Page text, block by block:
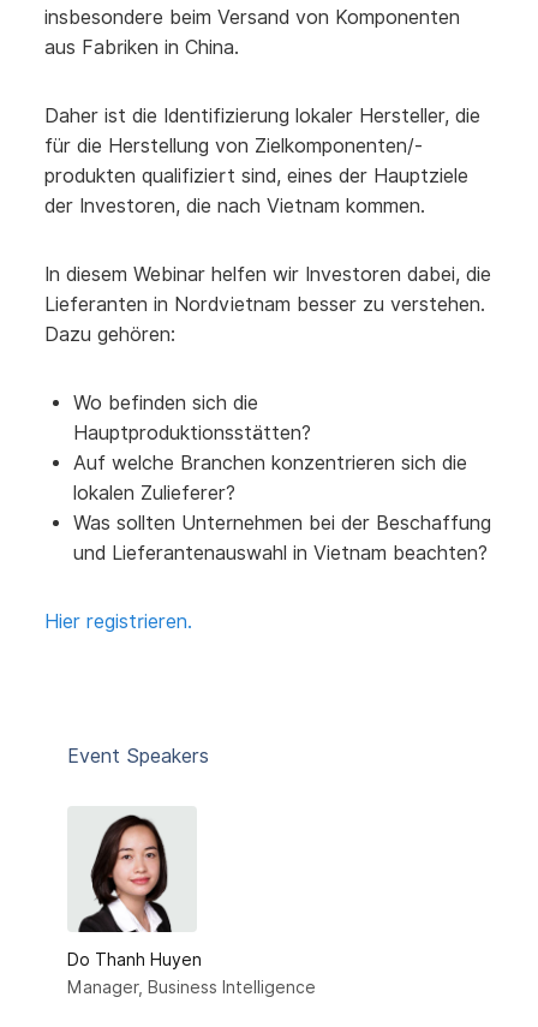
insbesondere beim Versand von Komponenten
aus Fabriken in China.
Daher ist die Identifizierung lokaler Hersteller, die
für die Herstellung von Zielkomponenten/-
produkten qualifiziert sind, eines der Hauptziele
der Investoren, die nach Vietnam kommen.
In diesem Webinar helfen wir Investoren dabei, die
Lieferanten in Nordvietnam besser zu verstehen.
Dazu gehören:
Wo befinden sich die
Hauptproduktionsstätten?
Auf welche Branchen konzentrieren sich die
lokalen Zulieferer?
Was sollten Unternehmen bei der Beschaffung
und Lieferantenauswahl in Vietnam beachten?
Hier registrieren.
Event Speakers
Do Thanh Huyen
Manager, Business Intelligence